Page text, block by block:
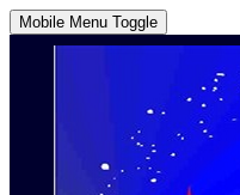
Mobile Menu Toggle